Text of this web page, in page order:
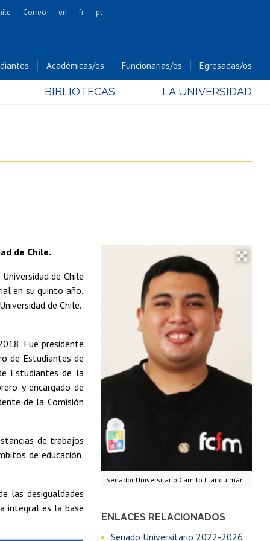
Cs. Forestales y Conservación
Cs. Sociales
Correo en fr pt
Académicas/os Funcionarias/os Egresadas/os
BIBLIOTECAS LA UNIVERSIDAD
Senador Universitario Camilo Llanquimán.
ENLACES RELACIONADOS
Senado Universitario 2022-2026
de Chile.
de Chile
en su quinto año,
de Chile.
Fue presidente
de Estudiantes de
Estudiantes de la
y encargado de
de la Comisión
de trabajos
de educación,
las desigualdades
integral es la base